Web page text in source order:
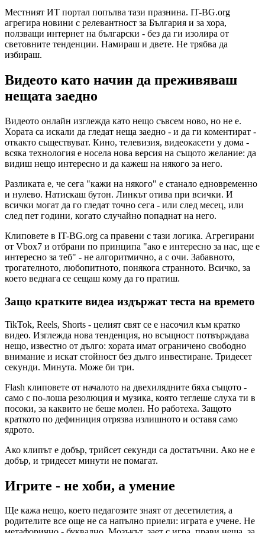
Местният ИТ портал попълва тази празнина. IT-BG.org
агрегира новини с релевантност за България и за хора,
ползващи интернет на български - без да ги изолира от
световните тенденции. Намираш и двете. Не трябва да
избираш.
Видеото като начин да преживяваш
нещата заедно
Видеото онлайн изглежда като нещо съвсем ново, но не е.
Хората са искали да гледат неща заедно - и да ги коментират -
откакто съществуват. Кино, телевизия, видеокасети у дома -
всяка технология е носела нова версия на същото желание: да
видиш нещо интересно и да кажеш на някого за него.
Разликата е, че сега "кажи на някого" е станало едновременно
и нулево. Натискаш бутон. Линкът отива при всички. И
всички могат да го гледат точно сега - или след месец, или
след пет години, когато случайно попаднат на него.
Клиповете в IT-BG.org са правени с тази логика. Агрегирани
от Vbox7 и отбрани по принципа "ако е интересно за нас, ще е
интересно за теб" - не алгоритмично, а с очи. Забавното,
трогателното, любопитното, понякога странното. Всичко, за
което веднага се сещаш кому да го пратиш.
Защо кратките видеа издържат теста на времето
TikTok, Reels, Shorts - целият свят се е насочил към кратко
видео. Изглежда нова тенденция, но всъщност потвърждава
нещо, известно от дълго: хората имат ограничено свободно
внимание и искат стойност без дълго инвестиране. Тридесет
секунди. Минута. Може би три.
Flash клиповете от началото на двехилядните бяха същото -
само с по-лоша резолюция и музика, която теглеше слуха ти в
посоки, за каквито не беше молен. Но работеха. Защото
краткото по дефиниция отрязва излишното и оставя само
ядрото.
Ако клипът е добър, трийсет секунди са достатъчни. Ако не е
добър, и тридесет минути не помагат.
Игрите - не хоби, а умение
Ще кажа нещо, което педагозите знаят от десетилетия, а
родителите все още не са напълно приели: играта е учене. Не